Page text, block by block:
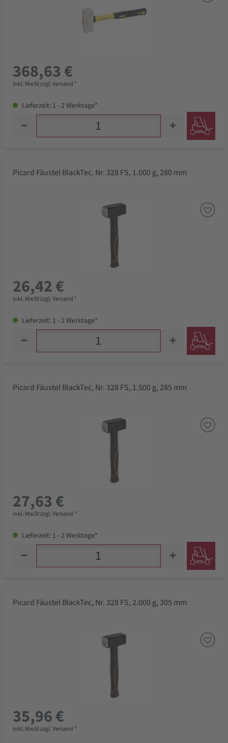
368,63 €
inkl. MwSt zzgl. Versand *
Lieferzeit: 1 - 2 Werktage*
Picard Fäustel BlackTec, Nr. 328 FS, 1.000 g, 280 mm
26,42 €
inkl. MwSt zzgl. Versand *
Lieferzeit: 1 - 2 Werktage*
Picard Fäustel BlackTec, Nr. 328 FS, 1.500 g, 285 mm
27,63 €
inkl. MwSt zzgl. Versand *
Lieferzeit: 1 - 2 Werktage*
Picard Fäustel BlackTec, Nr. 328 FS, 2.000 g, 305 mm
35,96 €
inkl. MwSt zzgl. Versand *